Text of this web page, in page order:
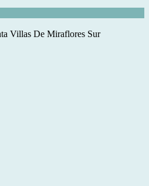
Villas De Miraflores Sur